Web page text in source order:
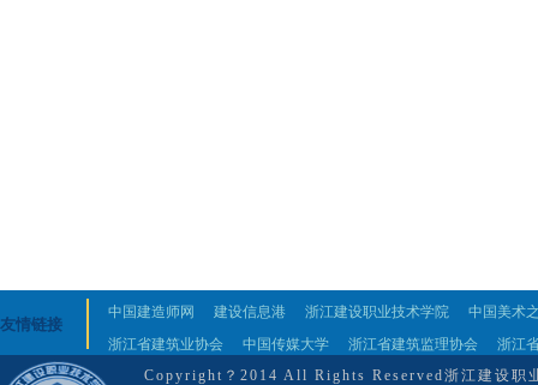
友情链接
中国建造师网 建设信息港 浙江建设职业技术学院
中国美术
浙江省建筑业协会
中国传媒大学 浙江省建筑监理协会
浙江
Copyright？2014 All Rights Reserved浙江建设职